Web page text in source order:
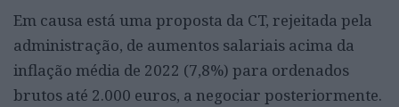
Em causa está uma proposta da CT, rejeitada pela
administração, de aumentos salariais acima da
inflação média de 2022 (7,8%) para ordenados
brutos até 2.000 euros, a negociar posteriormente.